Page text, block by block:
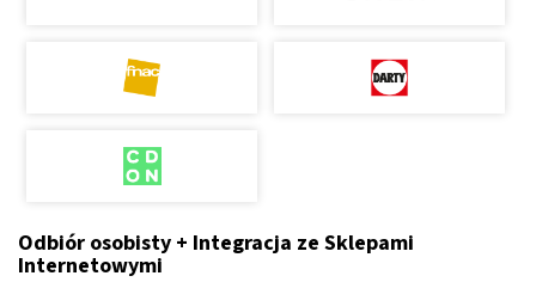
Odbiór osobisty + Integracja ze Sklepami
Internetowymi